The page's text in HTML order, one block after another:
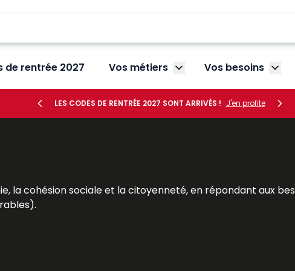
de rentrée 2027 Vos métiers Afficher le sous-menu
Vos besoins
LES CODES DE RENTRÉE 2027 SONT ARRIVÉS ! J'en profite
la cohésion sociale et la citoyenneté, en répondant aux
sociaux, chefs de service, directeurs… – à mieux
à leurs besoins : des contenus réglementaires et